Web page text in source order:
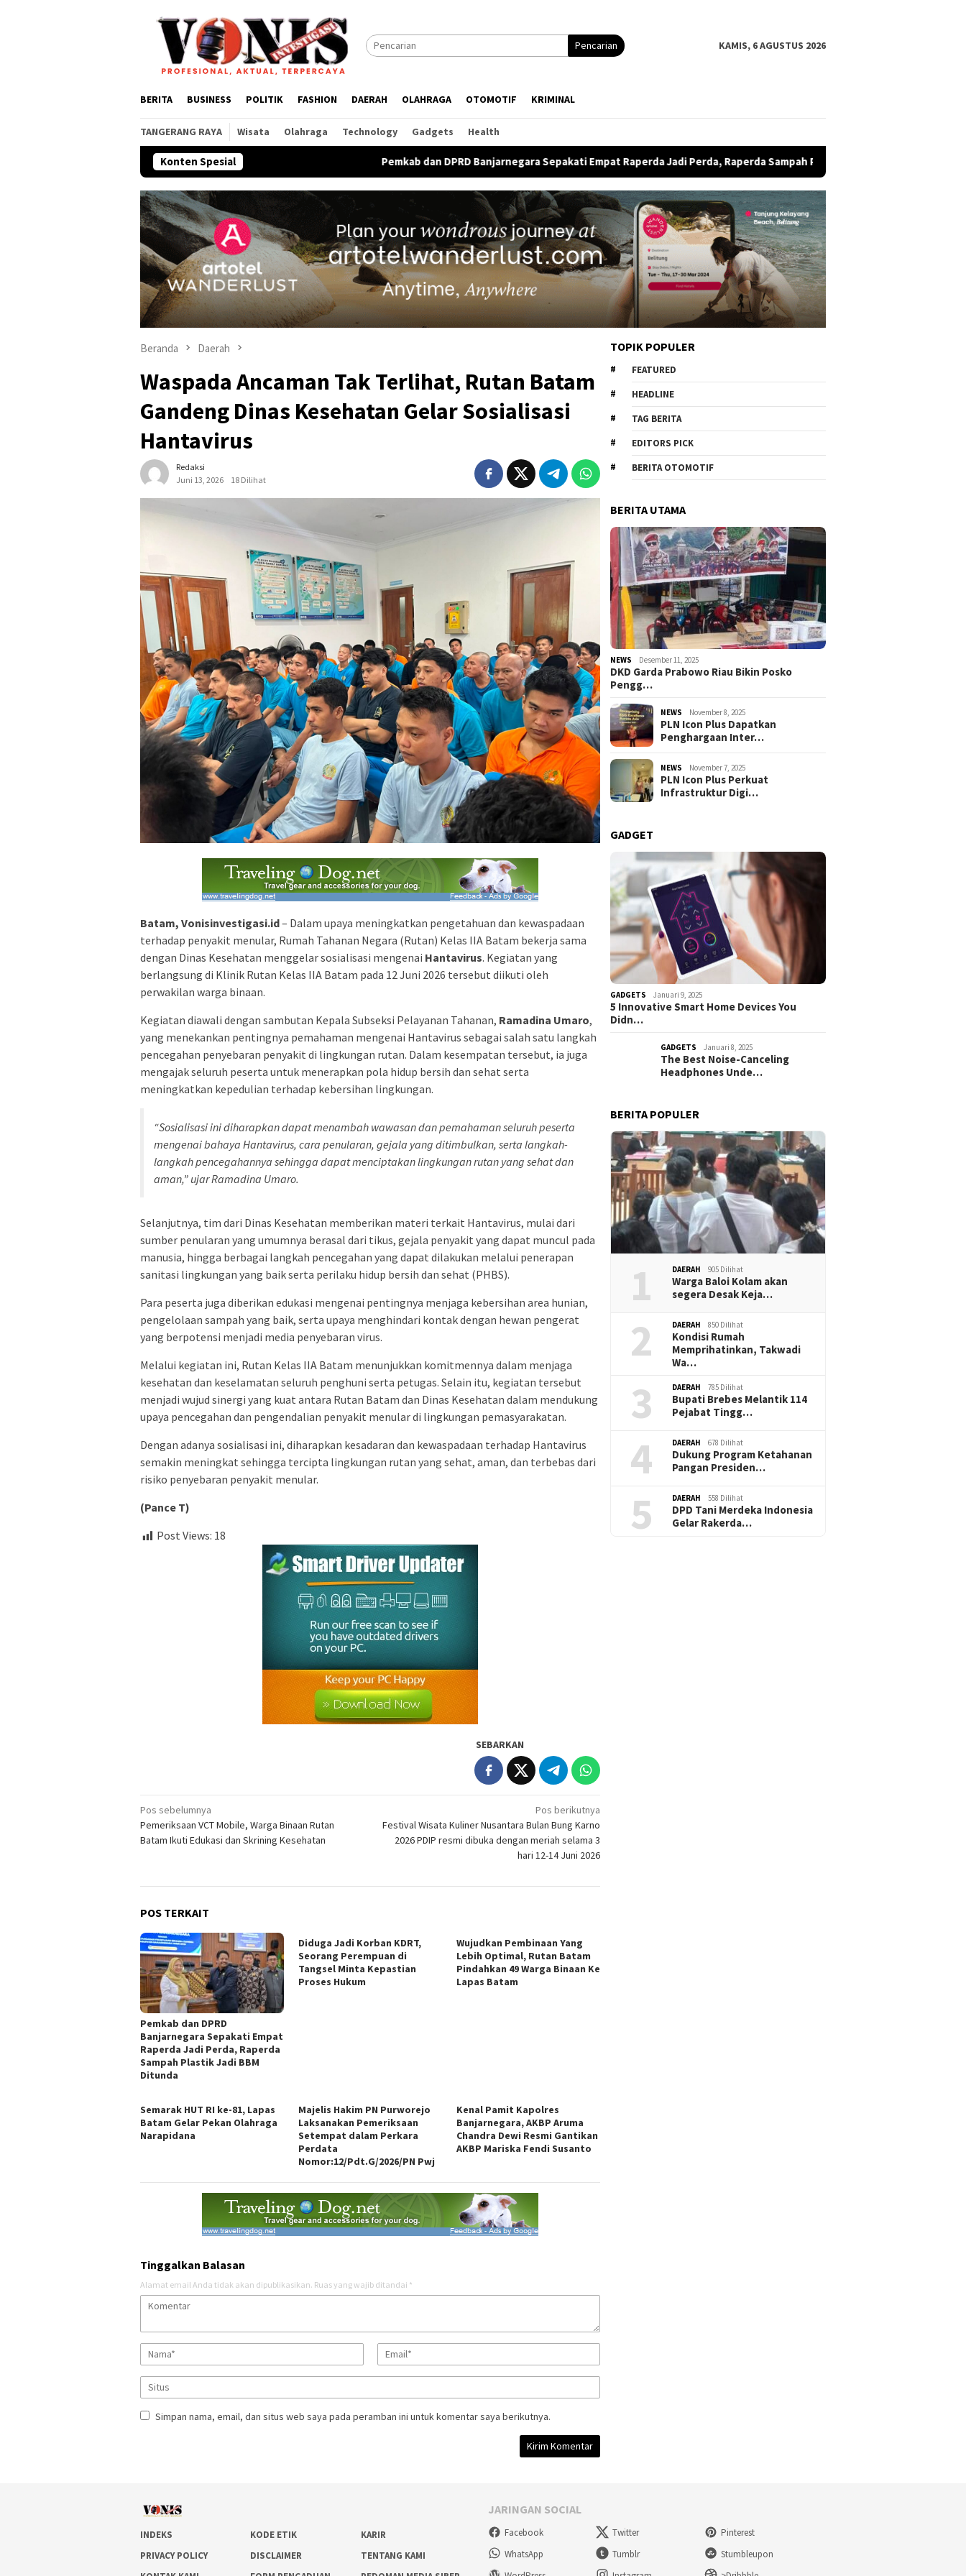
Pencarian KAMIS, 6 AGUSTUS 2026
BERITA BUSINESS POLITIK FASHION DAERAH OLAHRAGA OTOMOTIF KRIMINAL
TANGERANG RAYA Wisata Olahraga Technology Gadgets Health
Konten Spesial Pemkab dan DPRD Banjarnegara Sepakati Empat Raperda Jadi Perda, Raperda Sampah Plastik Jadi BBM Ditunda
Beranda Daerah
Waspada Ancaman Tak Terlihat, Rutan Batam
Gandeng Dinas Kesehatan Gelar Sosialisasi
Hantavirus
Redaksi
Juni 13, 2026
18 Dilihat
Batam, Vonisinvestigasi.id– Dalam upaya meningkatkan pengetahuan dan kewaspadaan
terhadap penyakit menular, Rumah Tahanan Negara (Rutan) Kelas IIA Batam bekerja sama
dengan Dinas Kesehatan menggelar sosialisasi mengenai Hantavirus. Kegiatan yang
berlangsung di Klinik Rutan Kelas IIA Batam pada 12 Juni 2026 tersebut diikuti oleh
perwakilan warga binaan.
Kegiatan diawali dengan sambutan Kepala Subseksi Pelayanan Tahanan, Ramadina Umaro,
yang menekankan pentingnya pemahaman mengenai Hantavirus sebagai salah satu langkah
pencegahan penyebaran penyakit di lingkungan rutan. Dalam kesempatan tersebut, ia juga
mengajak seluruh peserta untuk menerapkan pola hidup bersih dan sehat serta
meningkatkan kepedulian terhadap kebersihan lingkungan.
“Sosialisasi ini diharapkan dapat menambah wawasan dan pemahaman seluruh peserta
mengenai bahaya Hantavirus, cara penularan, gejala yang ditimbulkan, serta langkah-
langkah pencegahannya sehingga dapat menciptakan lingkungan rutan yang sehat dan
aman,” ujar Ramadina Umaro.
Selanjutnya, tim dari Dinas Kesehatan memberikan materi terkait Hantavirus, mulai dari
sumber penularan yang umumnya berasal dari tikus, gejala penyakit yang dapat muncul pada
manusia, hingga berbagai langkah pencegahan yang dapat dilakukan melalui penerapan
sanitasi lingkungan yang baik serta perilaku hidup bersih dan sehat (PHBS).
Para peserta juga diberikan edukasi mengenai pentingnya menjaga kebersihan area hunian,
pengelolaan sampah yang baik, serta upaya menghindari kontak dengan hewan pengerat
yang berpotensi menjadi media penyebaran virus.
Melalui kegiatan ini, Rutan Kelas IIA Batam menunjukkan komitmennya dalam menjaga
kesehatan dan keselamatan seluruh penghuni serta petugas. Selain itu, kegiatan tersebut
menjadi wujud sinergi yang kuat antara Rutan Batam dan Dinas Kesehatan dalam mendukung
upaya pencegahan dan pengendalian penyakit menular di lingkungan pemasyarakatan.
Dengan adanya sosialisasi ini, diharapkan kesadaran dan kewaspadaan terhadap Hantavirus
semakin meningkat sehingga tercipta lingkungan rutan yang sehat, aman, dan terbebas dari
risiko penyebaran penyakit menular.
(Pance T)
Post Views: 18
SEBARKAN
Navigasi
pos
Pos sebelumnya
Pemeriksaan VCT Mobile, Warga Binaan Rutan
Batam Ikuti Edukasi dan Skrining Kesehatan
Pos berikutnya
Festival Wisata Kuliner Nusantara Bulan Bung Karno
2026 PDIP resmi dibuka dengan meriah selama 3
hari 12-14 Juni 2026
POS TERKAIT
Pemkab dan DPRD
Banjarnegara Sepakati Empat
Raperda Jadi Perda, Raperda
Sampah Plastik Jadi BBM
Ditunda
Diduga Jadi Korban KDRT,
Seorang Perempuan di
Tangsel Minta Kepastian
Proses Hukum
Wujudkan Pembinaan Yang
Lebih Optimal, Rutan Batam
Pindahkan 49 Warga Binaan Ke
Lapas Batam
Semarak HUT RI ke-81, Lapas
Batam Gelar Pekan Olahraga
Narapidana
Majelis Hakim PN Purworejo
Laksanakan Pemeriksaan
Setempat dalam Perkara
Perdata
Nomor:12/Pdt.G/2026/PN Pwj
Kenal Pamit Kapolres
Banjarnegara, AKBP Aruma
Chandra Dewi Resmi Gantikan
AKBP Mariska Fendi Susanto
Tinggalkan Balasan
Alamat email Anda tidak akan dipublikasikan. Ruas yang wajib ditandai *
Simpan nama, email, dan situs web saya pada peramban ini untuk komentar saya berikutnya.
TOPIK POPULER
FEATURED
HEADLINE
TAG BERITA
EDITORS PICK
BERITA OTOMOTIF
BERITA UTAMA
NEWS Desember 11, 2025
DKD Garda Prabowo Riau Bikin Posko
Pengg…
NEWS November 8, 2025
PLN Icon Plus Dapatkan
Penghargaan Inter…
NEWS November 7, 2025
PLN Icon Plus Perkuat
Infrastruktur Digi…
GADGET
GADGETS Januari 9, 2025
5 Innovative Smart Home Devices You
Didn…
GADGETS Januari 8, 2025
The Best Noise-Canceling
Headphones Unde…
BERITA POPULER
1 DAERAH 905 Dilihat
Warga Baloi Kolam akan
segera Desak Keja…
2 DAERAH 850 Dilihat
Kondisi Rumah
Memprihatinkan, Takwadi
Wa…
3 DAERAH 785 Dilihat
Bupati Brebes Melantik 114
Pejabat Tingg…
4 DAERAH 678 Dilihat
Dukung Program Ketahanan
Pangan Presiden…
5 DAERAH 558 Dilihat
DPD Tani Merdeka Indonesia
Gelar Rakerda…
INDEKS KODE ETIK
KARIR
PRIVACY POLICY
DISCLAIMER
TENTANG KAMI
JARINGAN SOCIAL
Facebook Twitter
Pinterest
WhatsApp
Tumblr
Stumbleupon